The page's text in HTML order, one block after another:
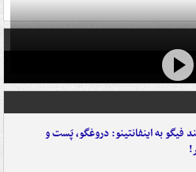
فیگو به اینفانتینو: دروغگو، پَست‌ و